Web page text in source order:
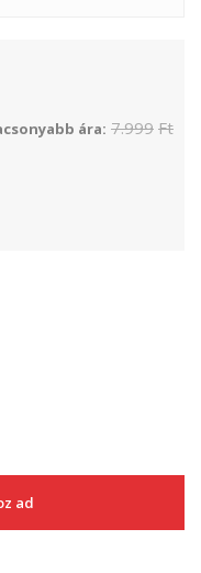
ára: 7.999 Ft
ad